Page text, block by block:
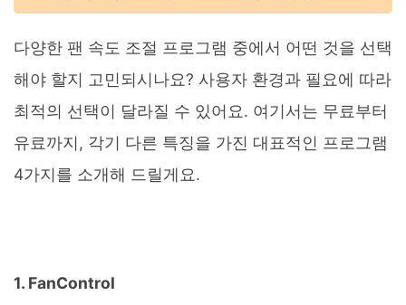
다양한 팬 속도 조절 프로그램 중에서 어떤 것을 선택
해야 할지 고민되시나요? 사용자 환경과 필요에 따라
최적의 선택이 달라질 수 있어요. 여기서는 무료부터
유료까지, 각기 다른 특징을 가진 대표적인 프로그램
4가지를 소개해 드릴게요.
1. FanControl